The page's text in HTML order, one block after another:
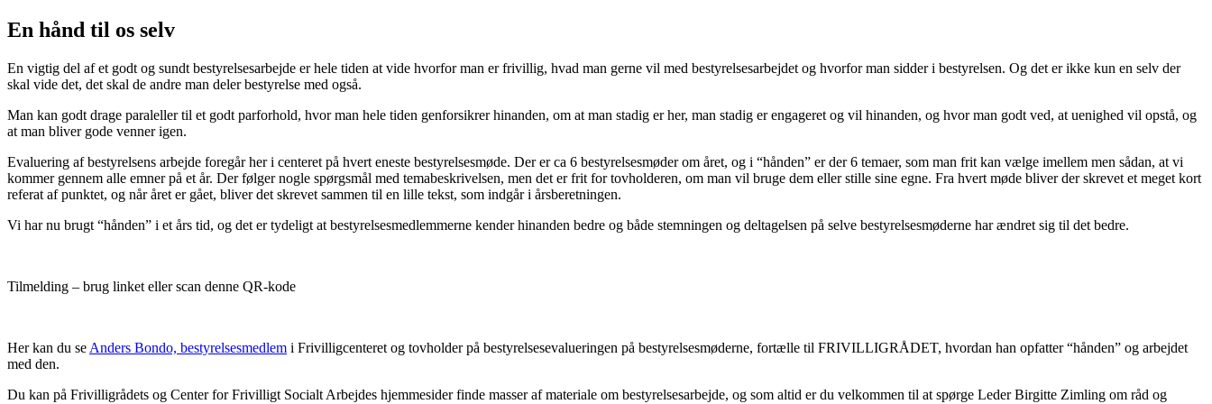
En hånd til os selv
En vigtig del af et godt og sundt bestyrelsesarbejde er hele tiden at vide hvorfor man er frivillig, hvad man gerne vil med bestyrelsesarbejdet og hvorfor man sidder i bestyrelsen. Og det er ikke kun en selv der
skal vide det, det skal de andre man deler bestyrelse med også.
Man kan godt drage paraleller til et godt parforhold, hvor man hele tiden genforsikrer hinanden, om at man stadig er her, man stadig er engageret og vil hinanden, og hvor man godt ved, at uenighed vil opstå, og
at man bliver gode venner igen.
Evaluering af bestyrelsens arbejde foregår her i centeret på hvert eneste bestyrelsesmøde. Der er ca 6 bestyrelsesmøder om året, og i “hånden” er der 6 temaer, som man frit kan vælge imellem men sådan, at vi
kommer gennem alle emner på et år. Der følger nogle spørgsmål med temabeskrivelsen, men det er frit for tovholderen, om man vil bruge dem eller stille sine egne. Fra hvert møde bliver der skrevet et meget kort
referat af punktet, og når året er gået, bliver det skrevet sammen til en lille tekst, som indgår i årsberetningen.
Vi har nu brugt “hånden” i et års tid, og det er tydeligt at bestyrelsesmedlemmerne kender hinanden bedre og både stemningen og deltagelsen på selve bestyrelsesmøderne har ændret sig til det bedre.
Tilmelding – brug linket eller scan denne QR-kode
Her kan du se Anders Bondo, bestyrelsesmedlem i Frivilligcenteret og tovholder på bestyrelsesevalueringen på bestyrelsesmøderne, fortælle til FRIVILLIGRÅDET, hvordan han opfatter “hånden” og arbejdet
med den.
Du kan på Frivilligrådets og Center for Frivilligt Socialt Arbejdes hjemmesider finde masser af materiale om bestyrelsesarbejde, og som altid er du velkommen til at spørge Leder Birgitte Zimling om råd og